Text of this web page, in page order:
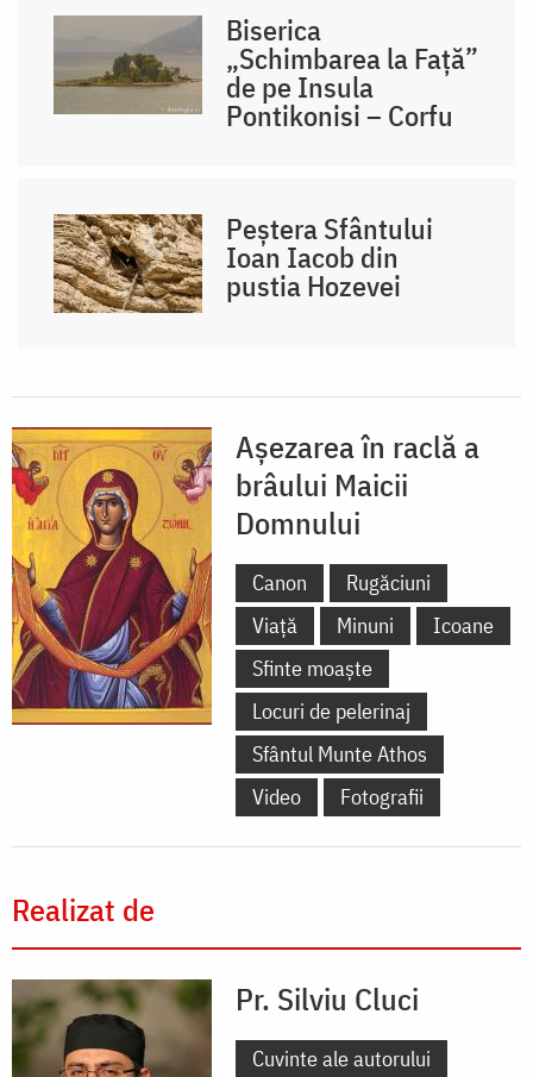
Biserica
„Schimbarea la Față”
de pe Insula
Pontikonisi – Corfu
Peștera Sfântului
Ioan Iacob din
pustia Hozevei
Așezarea în raclă a
brâului Maicii
Domnului
Canon
Rugăciuni
Viață
Minuni
Icoane
Sfinte moaște
Locuri de pelerinaj
Sfântul Munte Athos
Video
Fotografii
Realizat de
Pr. Silviu Cluci
Cuvinte ale autorului